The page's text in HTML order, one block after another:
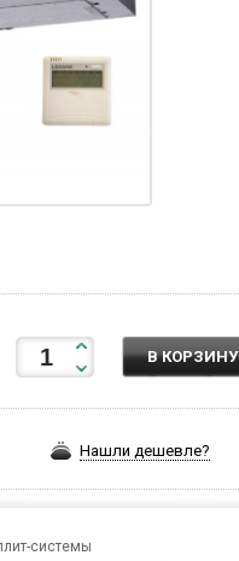
В КОРЗИНУ
Нашли дешевле?
системы